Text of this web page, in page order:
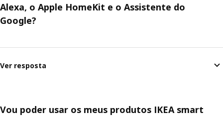
Alexa, o Apple HomeKit e o Assistente do
Google?
Ver resposta
Vou poder usar os meus produtos IKEA smart